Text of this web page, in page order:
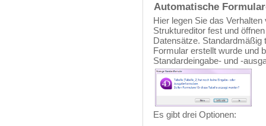
Automatische
Hier legen Sie das
Struktureditor fest und
Datensätze. Standardmäßig
Formular erstellt wurde und
Standardeingabe- und -
Es gibt drei Optionen: